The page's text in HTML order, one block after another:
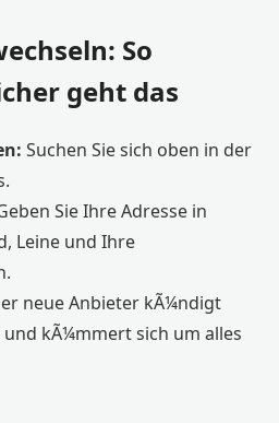
So
geht das
Suchen Sie sich oben in der
Sie Ihre Adresse in
Leine und Ihre
neue Anbieter kÃ¼ndigt
kÃ¼mmert sich um alles